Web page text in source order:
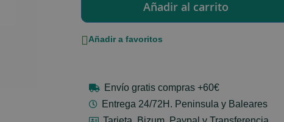
Añadir a favoritos
Envío gratis compras +60€
Entrega 24/72H. Peninsula y Baleares